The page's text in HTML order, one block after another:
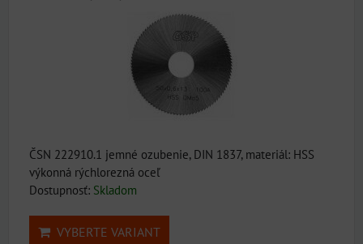
ČSN 222910.1 jemné ozubenie, DIN 1837, materiál: HSS
výkonná rýchlorezná oceľ
Dostupnosť: Skladom
VYBERTE VARIANT